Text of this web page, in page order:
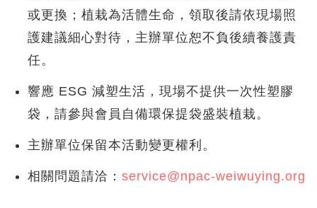
或更換；植栽為活體生命，領取後請依現場照
護建議細心對待，主辦單位恕不負後續養護責
任。
響應 ESG 減塑生活，現場不提供一次性塑膠
袋，請參與會員自備環保提袋盛裝植栽。
主辦單位保留本活動變更權利。
相關問題請洽：service@npac-weiwuying.org